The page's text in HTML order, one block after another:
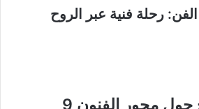
رحلة فنية عبر الروح
1. تعبير حر حجج حول محور الفنون 9